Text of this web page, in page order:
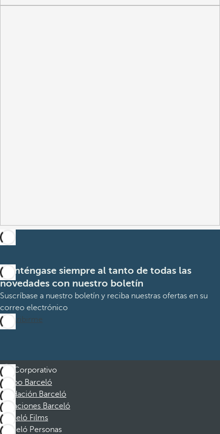
Manténgase siempre al tanto de todas las
novedades con nuestro boletín
Suscríbase a nuestro boletín y reciba nuestras ofertas en su
correo electrónico
Suscribirme
Corporativo
Grupo Barceló
Fundación Barceló
Vacaciones Barceló
Barceló Films
Barceló Personas